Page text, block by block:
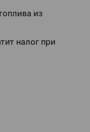
из
налог при